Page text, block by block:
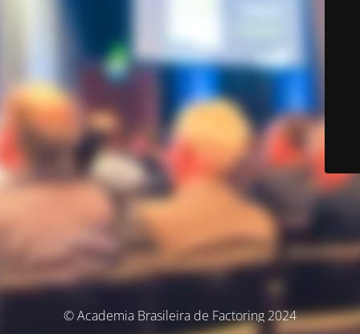
© Academia Brasileira de Factoring 2024